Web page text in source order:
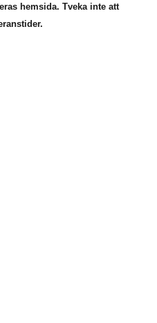
hemsida. Tveka inte att